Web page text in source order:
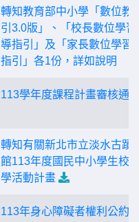
轉知教育部中小學「數位教
引3.0版」、「校長數位學習
導指引」及「家長數位學習
指引」各1份，詳如說明
113學年度課程計畫審核通
轉知有關新北市立淡水古蹟
館113年度國民中小學生校
學活動計畫
113年身心障礙者權利公約